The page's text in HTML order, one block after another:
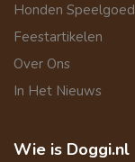
Honden Speelgoed
Feestartikelen
Over Ons
In Het Nieuws
Wie is Doggi.nl